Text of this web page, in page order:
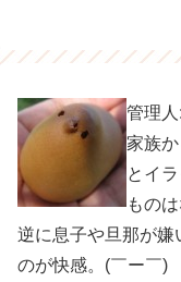
管理
家族
とイ
もの
逆に息子や旦那が嫌
のが快感。(￣ー￣)